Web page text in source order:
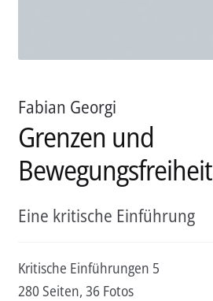
Fabian Georgi
Grenzen und
Bewegungsfreiheit
Eine kritische Einführung
Kritische Einführungen 5
280 Seiten, 36 Fotos